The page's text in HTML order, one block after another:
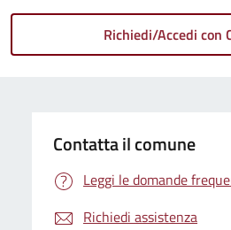
Contatta il comune
Leggi le domande
Richiedi assistenza